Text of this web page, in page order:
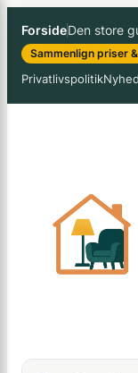
indhold
ForsideDen store
Sammenlign priser
Privatlivspolitik